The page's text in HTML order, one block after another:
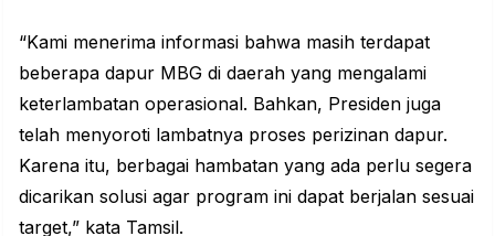
“Kami menerima informasi bahwa masih terdapat
beberapa dapur MBG di daerah yang mengalami
keterlambatan operasional. Bahkan, Presiden juga
telah menyoroti lambatnya proses perizinan dapur.
Karena itu, berbagai hambatan yang ada perlu segera
dicarikan solusi agar program ini dapat berjalan sesuai
target,” kata Tamsil.